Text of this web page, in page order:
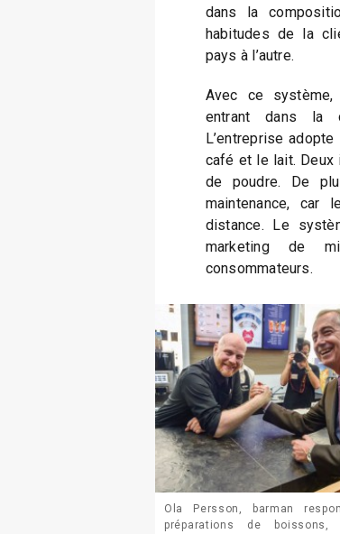
dans la
habitudes de la
pays à l’autre.
Avec ce
entrant dans la
L’entreprise
café et le lait.
de poudre. De
maintenance, car
distance. Le
marketing de
consommateurs.
Ola Persson, barman
préparations de